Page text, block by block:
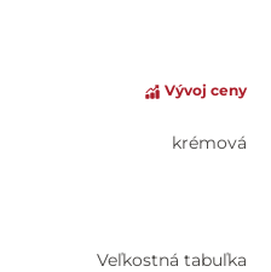
Vývoj ceny
krémová
Veľkostná tabuľka